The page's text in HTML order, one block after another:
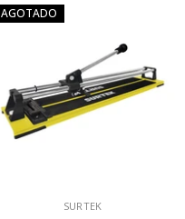
AGOTADO
SURTEK